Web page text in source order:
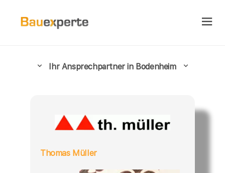
Ihr Ansprechpartner in Bodenheim
Thomas Müller